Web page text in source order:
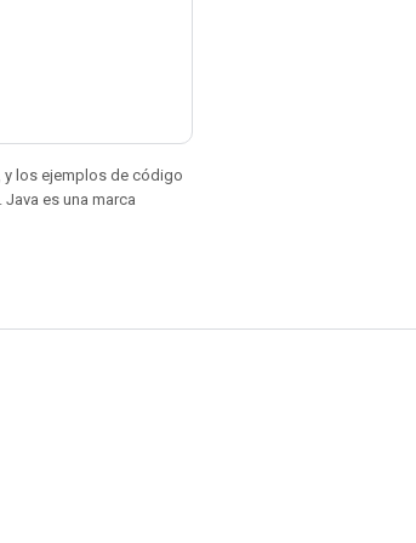
, y los ejemplos de código
. Java es una marca